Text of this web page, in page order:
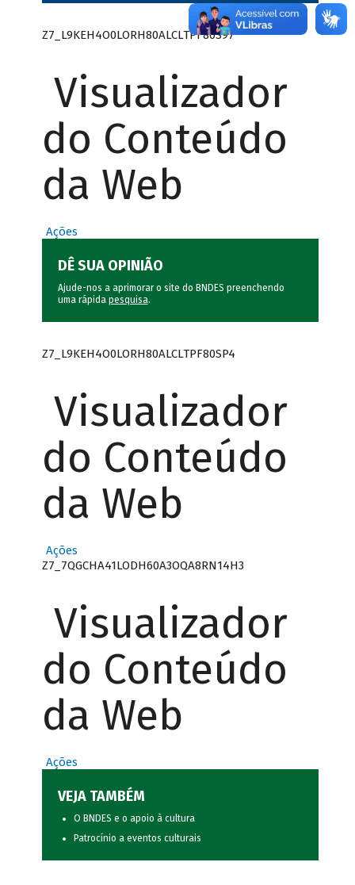
Z7_L9KEH4O0LORH80ALCLTPF80S97
Visualizador
do Conteúdo
da Web
Ações
DÊ SUA OPINIÃO
Ajude-nos a aprimorar o site do BNDES preenchendo
uma rápida pesquisa.
Z7_L9KEH4O0LORH80ALCLTPF80SP4
Visualizador
do Conteúdo
da Web
Ações
Z7_7QGCHA41LODH60A3OQA8RN14H3
Visualizador
do Conteúdo
da Web
Ações
VEJA TAMBÉM
O BNDES e o apoio à cultura
Patrocínio a eventos culturais